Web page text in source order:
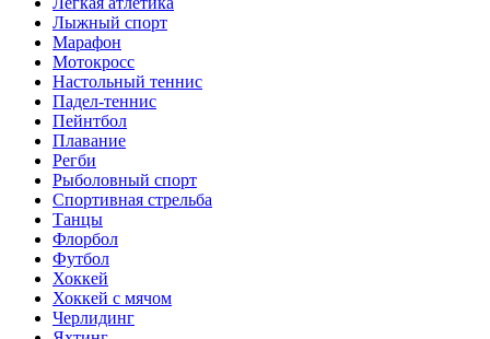
Лыжный спорт
Марафон
Мотокросс
Настольный теннис
Падел-теннис
Пейнтбол
Плавание
Регби
Рыболовный спорт
Спортивная стрельба
Танцы
Флорбол
Футбол
Хоккей
Хоккей с мячом
Черлидинг